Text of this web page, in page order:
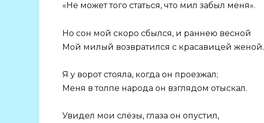
«Не может того статься, что мил забыл меня».
Но сон мой скоро сбылся, и раннею весной
Мой милый возвратился с красавицей женой.
Я у ворот стояла, когда он проезжал;
Меня в толпе народа он взглядом отыскал.
Увидел мои слёзы, глаза он опустил,